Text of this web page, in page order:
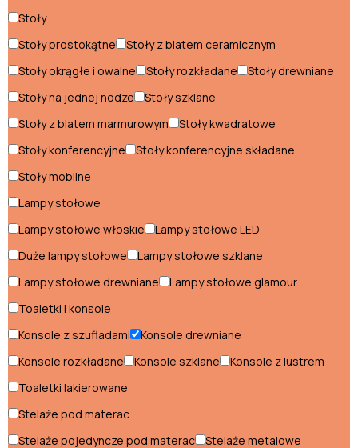
Ławki biurowe
Regały do biura
Sofki biurowe
Szafy biurowe
Szezlongi dla biznesu
Meble na balkon
Donice balkonowe
Fotele balkonowe
Ławy balkonowe
Leżaki balkonowe
Stoły
Stoły prostokątne
Stoły z blatem ceramicznym
Stoły okrągłe i owalne
Stoły rozkładane
Stoły drewniane
Stoły na jednej nodze
Stoły szklane
Stoły z blatem marmurowym
Stoły kwadratowe
Stoły konferencyjne
Stoły konferencyjne składane
Stoły mobilne
Lampy stołowe
Lampy stołowe włoskie
Lampy stołowe LED
Duże lampy stołowe
Lampy stołowe szklane
Lampy stołowe drewniane
Lampy stołowe glamour
Toaletki i konsole
Konsole z szufladami
Konsole drewniane
Konsole rozkładane
Konsole szklane
Konsole z lustrem
Toaletki lakierowane
Stelaże pod materac
Stelaże pojedyncze pod materac
Stelaże metalowe